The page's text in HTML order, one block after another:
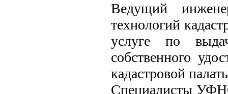
Ведущий
технологий
услуге по
собственного
кадастровой
Специалисты